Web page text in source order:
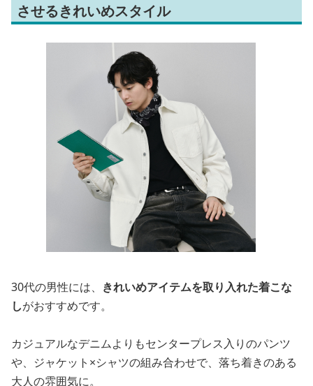
させるきれいめスタイル
30代の男性には、 きれいめアイテムを取り入れた着こな
しがおすすめです。
カジュアルなデニムよりもセンタープレス入りのパンツ
や、ジャケット×シャツの組み合わせで、落ち着きのある
大人の雰囲気に。